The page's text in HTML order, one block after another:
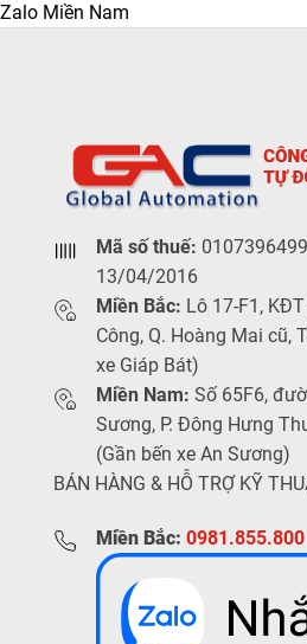
Zalo Miền Nam
Mã số thuế:
13/04/2016
Miền Bắc: Lô 17-F1,
Công, Q. Hoàng Mai cũ,
xe Giáp Bát)
Miền Nam: Số 65F6,
Sương, P. Đông Hưng
(Gần bến xe An Sương)
BÁN HÀNG & HỖ TRỢ KỸ
Miền Bắc: 0981.855.800